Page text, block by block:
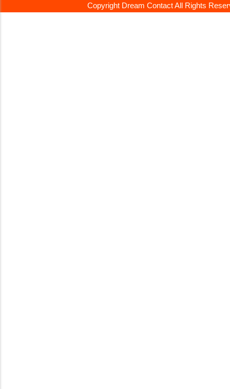
Copyright Dream Contact All Rights